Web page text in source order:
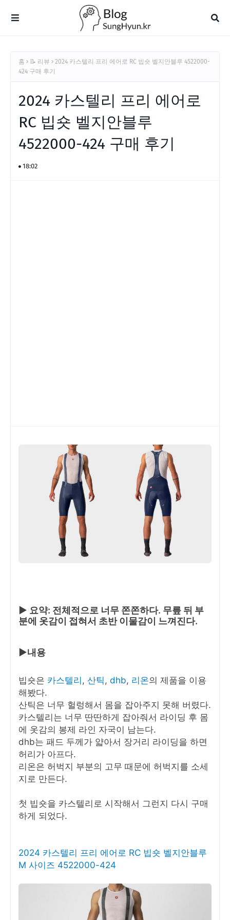
홈 📝 리뷰
2024 카스텔리 프리 에어로 RC 빕숏 벨지안블루 4522000-
424 구매 후기
2024 카스텔리 프리 에어로
RC 빕숏 벨지안블루
4522000-424 구매 후기
18:02
▶ 요약: 전체적으로 너무 쫀쫀하다. 무릎 뒤 부
분에 옷감이 접혀서 초반 이물감이 느껴진다.
▶내용
빕숏은 카스텔리 , 산틱, dhb, 리온의 제품을 이용
해봤다.
산틱은 너무 헐렁해서 몸을 잡아주지 못해 버렸다.
카스텔리는 너무 딴딴하게 잡아줘서 라이딩 후 몸
에 옷감의 봉제 라인 자국이 남는다.
dhb는 패드 두께가 얇아서 장거리 라이딩을 하면
허리가 아프다.
리온은 허벅지 부분의 고무 때문에 허벅지를 소세
지로 만든다.
첫 빕숏을 카스텔리로 시작해서 그런지 다시 구매
하게 되었다.
2024 카스텔리 프리 에어로 RC 빕숏 벨지안블루
M 사이즈 4522000-424